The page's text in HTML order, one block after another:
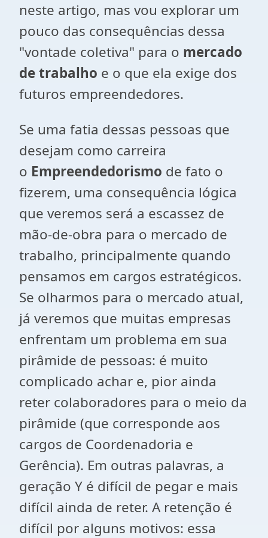
neste artigo, mas vou explorar um
pouco das consequências dessa
"vontade coletiva" para o mercado
de trabalho e o que ela exige dos
futuros empreendedores.
Se uma fatia dessas pessoas que
desejam como carreira
o Empreendedorismo de fato o
fizerem, uma consequência lógica
que veremos será a escassez de
mão-de-obra para o mercado de
trabalho, principalmente quando
pensamos em cargos estratégicos.
Se olharmos para o mercado atual,
já veremos que muitas empresas
enfrentam um problema em sua
pirâmide de pessoas: é muito
complicado achar e, pior ainda
reter colaboradores para o meio da
pirâmide (que corresponde aos
cargos de Coordenadoria e
Gerência). Em outras palavras, a
geração Y é difícil de pegar e mais
difícil ainda de reter. A retenção é
difícil por alguns motivos: essa